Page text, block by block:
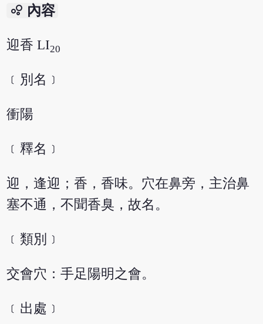
bubble_chart 內容
迎香 LI20
﹝別名﹞
衝陽
﹝釋名﹞
迎，逢迎；香，香味。穴在鼻旁，主治鼻
塞不通，不聞香臭，故名。
﹝類別﹞
交會穴：手足陽明之會。
﹝出處﹞